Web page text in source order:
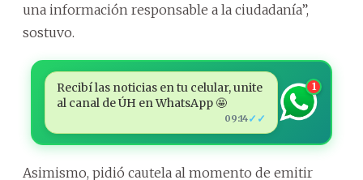
una información responsable a la ciudadanía”,
sostuvo.
Recibí las noticias en tu celular, unite
al canal de ÚH en WhatsApp 🤩
09:14✓✓
1
Asimismo, pidió cautela al momento de emitir